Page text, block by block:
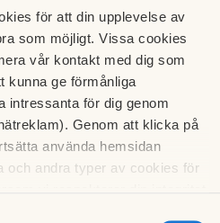
för att din upplevelse av
som möjligt. Vissa cookies
vår kontakt med dig som
kunna ge förmånliga
intressanta för dig genom
Genom att klicka på
använda hemsidan
och andra typer av cookies för
2017
- 20:00